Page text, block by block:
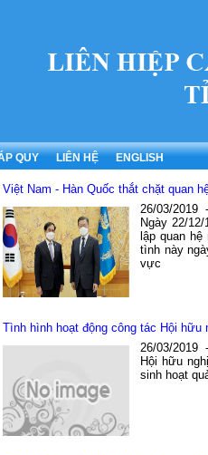
QUY LIÊN HỆ ENGLISH
Việt Nam - Hàn Quốc thắt chặt quan
26/03/2019
Ngày 22/
lập quan
tình này
vực
Tình hình hoạt động công tác Hội
26/03/2019
Hội hữu
sinh hoạt